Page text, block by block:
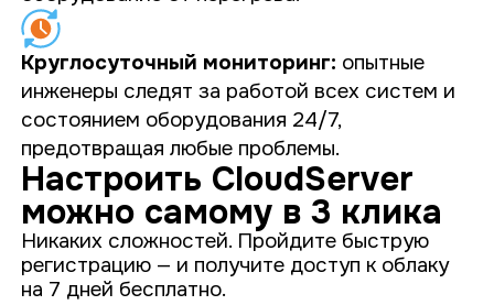
Круглосуточный мониторинг: опытные
инженеры следят за работой всех систем и
состоянием оборудования 24/7,
предотвращая любые проблемы.
Настроить CloudServer
можно самому в 3 клика
Никаких сложностей. Пройдите быструю
регистрацию — и получите доступ к облаку
на 7 дней бесплатно.